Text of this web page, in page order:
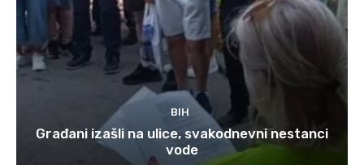
BIH
Građani izašli na ulice, svakodnevni nestanci
vode